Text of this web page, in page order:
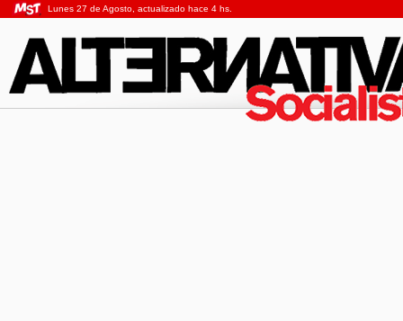
Lunes 27 de Agosto, actualizado hace 4 hs.